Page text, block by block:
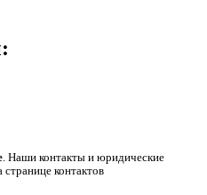
. Наши контакты и юридические
контактов